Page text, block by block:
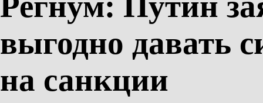
выгодно давать
на санкции